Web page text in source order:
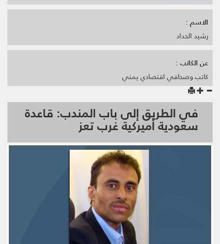
الاسم :
رشيد الحداد
عن الكاتب :
كاتب وصحافي اقتصادي يمني
في الطريق إلى باب المندب: قاعدة
سعودية أميركية غرب تعز